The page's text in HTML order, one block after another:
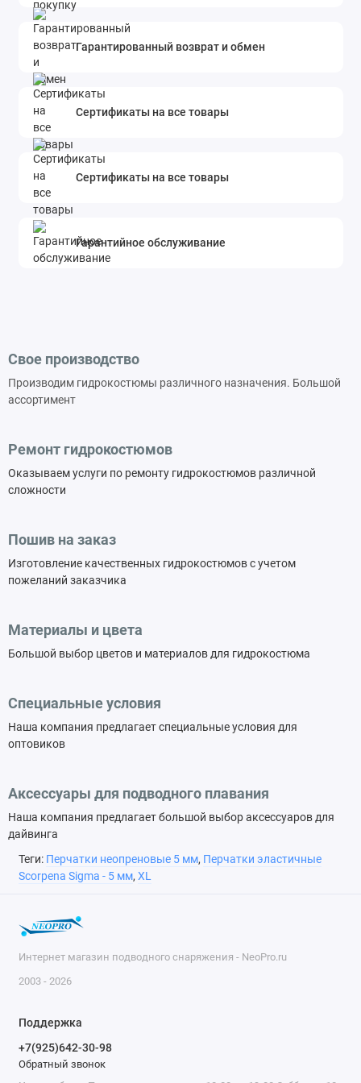
Гарантированный возврат и обмен
Сертификаты на все товары
Сертификаты на все товары
Гарантийное обслуживание
Свое производство
Производим гидрокостюмы различного назначения. Большой
ассортимент
Ремонт гидрокостюмов
Оказываем услуги по ремонту гидрокостюмов различной
сложности
Пошив на заказ
Изготовление качественных гидрокостюмов с учетом
пожеланий заказчика
Материалы и цвета
Большой выбор цветов и материалов для гидрокостюма
Специальные условия
Наша компания предлагает специальные условия для
оптовиков
Аксессуары для подводного плавания
Наша компания предлагает большой выбор аксессуаров для
дайвинга
Теги: Перчатки неопреновые 5 мм, Перчатки эластичные
Scorpena Sigma - 5 мм, XL
Интернет магазин подводного снаряжения - NeoPro.ru
2003 - 2026
Поддержка
+7(925)642-30-98
Обратный звонок